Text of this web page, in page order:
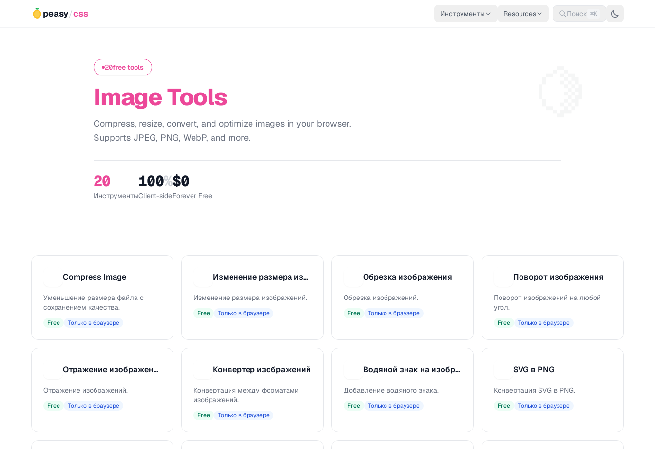
peasy/css Инструменты Resources Поиск ⌘K
20free tools
Image Tools
Compress, resize, convert, and optimize images in your browser.
Supports JPEG, PNG, WebP, and more.
20
Инструменты
100%
Client-side
$0
Forever Free
Compress Image
Уменьшение размера файла с
сохранением качества.
Free Только в браузере
Изменение размера изображения
Изменение размера изображений.
Free Только в браузере
Обрезка изображения
Обрезка изображений.
Free Только в браузере
Поворот изображения
Поворот изображений на любой
угол.
Free Только в браузере
Отражение изображения
Отражение изображений.
Free Только в браузере
Конвертер изображений
Конвертация между форматами
изображений.
Free Только в браузере
Водяной знак на изображение
Добавление водяного знака.
Free Только в браузере
SVG в PNG
Конвертация SVG в PNG.
Free Только в браузере